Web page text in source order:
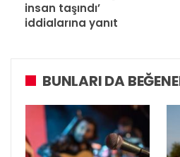
insan taşındı’
iddialarına yanıt
BUNLARI DA